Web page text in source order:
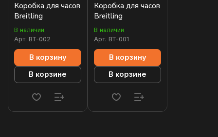
Коробка для часов
Breitling
В наличии
Арт. BT-002
В корзину
В корзине
Коробка для часов
Breitling
В наличии
Арт. BT-001
В корзину
В корзине